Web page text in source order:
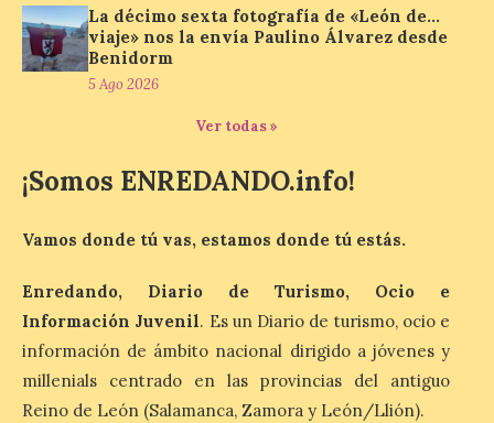
Leaders Lounge, dos espacios exclusivos
para los ciclistas. El recorrido de La
Vuelta discurrirá junto a 17 […]
total del 12 de agosto.
Dónde alojarse y a qué
7 Ago 2026
León es la provincia más
pero también una de las
más agotadas: solo un 4%
de alojamientos libres.
Zamora, Palencia y Álava son las
La décimo sexta fotografía de «León de…
viaje» nos la envía Paulino Álvarez desde
Benidorm
5 Ago 2026
Ver todas »
¡Somos ENREDANDO.info!
Vamos donde tú vas, estamos donde tú estás.
Enredando, Diario de Turismo, Ocio e
Información Juvenil. Es un Diario de turismo, ocio e
información de ámbito nacional dirigido a jóvenes y
millenials centrado en las provincias del antiguo
Reino de León (Salamanca, Zamora y León/Llión).